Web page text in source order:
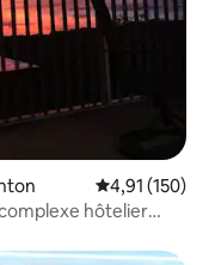
Évaluation
4,91 (150)
hôtelier